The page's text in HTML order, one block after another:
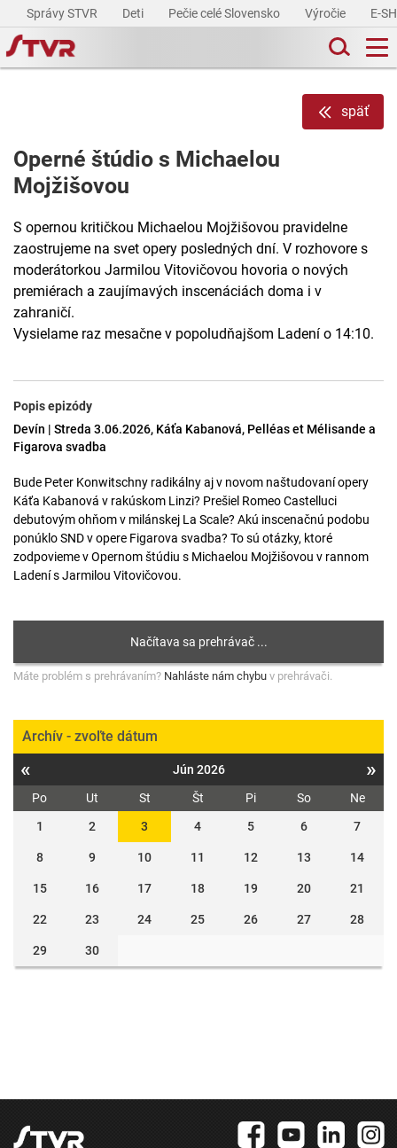
Správy STVR Deti Pečie celé Slovensko Výročie E-
späť
Operné štúdio s Michaelou
Mojžišovou
S opernou kritičkou Michaelou Mojžišovou pravidelne
zaostrujeme na svet opery posledných dní. V rozhovore s
moderátorkou Jarmilou Vitovičovou hovoria o nových
premiérach a zaujímavých inscenáciách doma i v
zahraničí.
Vysielame raz mesačne v popoludňajšom Ladení o 14:10.
Popis epizódy
Devín | Streda 3.06.2026, Káťa Kabanová, Pelléas et Mélisande a
Figarova svadba
Bude Peter Konwitschny radikálny aj v novom naštudovaní opery
Káťa Kabanová v rakúskom Linzi? Prešiel Romeo Castelluci
debutovým ohňom v milánskej La Scale? Akú inscenačnú podobu
ponúklo SND v opere Figarova svadba? To sú otázky, ktoré
zodpovieme v Opernom štúdiu s Michaelou Mojžišovou v rannom
Ladení s Jarmilou Vitovičovou.
Máte problém s prehrávaním? Nahláste nám chybu v prehrávači.
Archív - zvoľte dátum
« Jún 2026 »
Po Ut St Št Pi So
Ne
1
2 3 4 5 6 7
8 9 10 11 12 13 14
15 16 17 18 19 20 21
22 23 24 25 26 27 28
29 30